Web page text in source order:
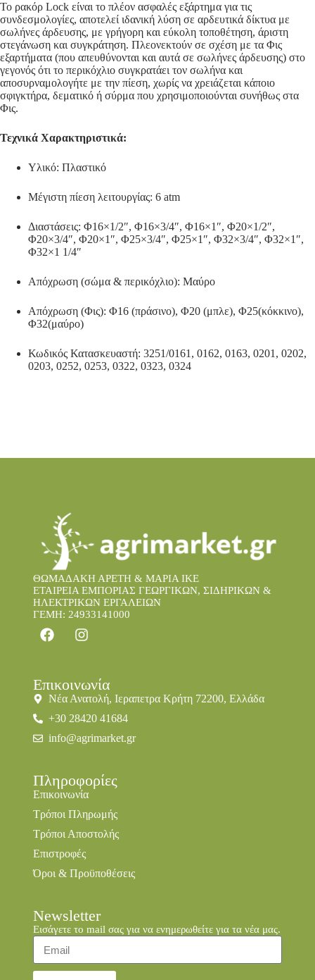
Το ρακόρ Lock είναι το πλέον ασφαλές εξάρτημα για τις
συνδεσμολογίες, αποτελεί ιδανική λύση σε αρδευτικά δίκτυα με
σωλήνες άρδευσης, με γρήγορη και εύκολη τοποθέτηση, άριστη
στεγάνωση και συγκράτηση. Πλεονεκτούν σε σχέση με τα Φις
εξαρτήματα (που απευθύνονται και αυτά σε σωλήνες άρδευσης) στο
γεγονός ότι το περικόχλιο συγκρατάει τον σωλήνα και
αποσυρναμολογήτε με την πίεση, χωρίς να χρειάζεται κάποιο
σφιγκτήρα, δεματικό ή σύρμα που χρησιμοποιούνται συνήθως στα
Φις.
Τεχνικά Χαρακτηριστικά:
Υλικό: Πλαστικό
Μέγιστη πίεση λειτουργίας: 6 atm
Διαστάσεις: Φ16×1/2″, Φ16×3/4″, Φ16×1″, Φ20×1/2″,
Φ20×3/4″, Φ20×1″, Φ25×3/4″, Φ25×1″, Φ32×3/4″, Φ32×1″,
Φ32×1 1/4″
Απόχρωση (σώμα & περικόχλιο): Μαύρο
Απόχρωση (Φις): Φ16 (πράσινο), Φ20 (μπλε), Φ25(κόκκινο),
Φ32(μαύρο)
Κωδικός Κατασκευαστή: 3251/0161, 0162, 0163, 0201, 0202,
0203, 0252, 0253, 0322, 0323, 0324
ΘΩΜΑΔΑΚΗ ΑΡΕΤΗ & ΜΑΡΙΑ IKE
ΕΤΑΙΡΕΙΑ ΕΜΠΟΡΙΑΣ ΓΕΩΡΓΙΚΩΝ, ΣΙΔΗΡΙΚΩΝ &
ΗΛΕΚΤΡΙΚΩΝ ΕΡΓΑΛΕΙΩΝ
ΓΕΜΗ: 24933141000
Επικοινωνία
Νέα Ανατολή, Ιεραπετρα Κρήτη 72200, Ελλάδα
+30 28420 41684
info@agrimarket.gr
Πληροφορίες
Επικοινωνία
Τρόποι Πληρωμής
Τρόποι Αποστολής
Επιστροφές
Όροι & Προϋποθέσεις
Newsletter
Εισάγετε το mail σας για να ενημερωθείτε για τα νέα μας.